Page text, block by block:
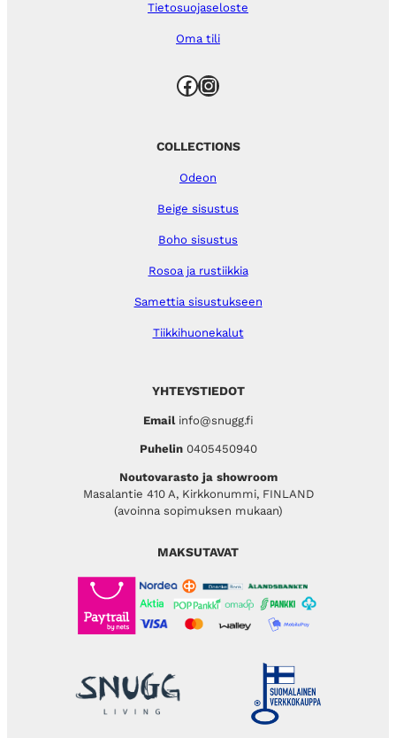
Tietosuojaseloste
Oma tili
Facebook Instagram
YHTEYSTIEDOT
Emailinfo@snugg.fi
Puhelin 0405450940
Noutovarasto ja showroom
Masalantie 410 A, Kirkkonummi, FINLAND
(avoinna sopimuksen mukaan)
COLLECTIONS
Odeon
Beige sisustus
Boho sisustus
Rosoa ja rustiikkia
Samettia sisustukseen
Tiikkihuonekalut
MAKSUTAVAT